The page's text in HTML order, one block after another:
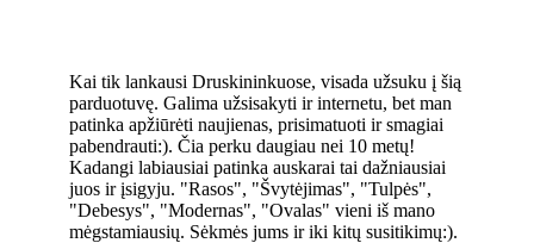
Kai tik lankausi Druskininkuose, visada užsuku į šią
parduotuvę. Galima užsisakyti ir internetu, bet man
patinka apžiūrėti naujienas, prisimatuoti ir smagiai
pabendrauti:). Čia perku daugiau nei 10 metų!
Kadangi labiausiai patinka auskarai tai dažniausiai
juos ir įsigyju. "Rasos", "Švytėjimas", "Tulpės",
"Debesys", "Modernas", "Ovalas" vieni iš mano
mėgstamiausių. Sėkmės jums ir iki kitų susitikimų:).